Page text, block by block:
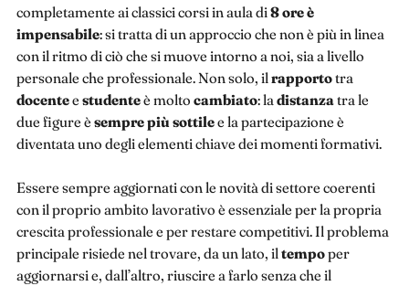
completamente ai classici corsi in aula di8 ore è
impensabile: si tratta di un approccio che non è più in linea
con il ritmo di ciò che si muove intorno a noi, sia a livello
personale che professionale. Non solo, il rapportotra
docentee studenteè molto cambiato: la distanzatra le
due figure è sempre più sottilee la partecipazione è
diventata uno degli elementi chiave dei momenti formativi.
Essere sempre aggiornati con le novità di settore coerenti
con il proprio ambito lavorativo è essenziale per la propria
crescita professionale e per restare competitivi. Il problema
principale risiede nel trovare, da un lato, il tempoper
aggiornarsi e, dall’altro, riuscire a farlo senza che il